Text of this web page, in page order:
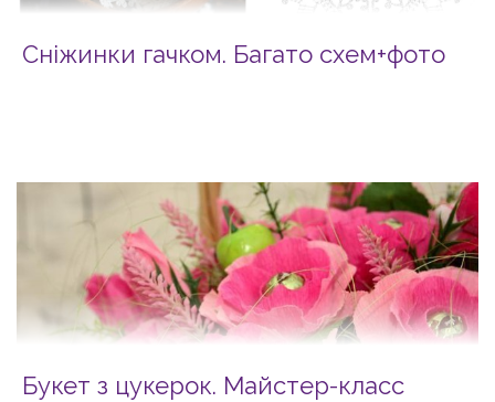
Сніжинки гачком. Багато схем+фото
Букет з цукерок. Майстер-класс